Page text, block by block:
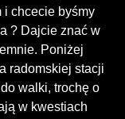
i chcecie byśmy
? Dajcie znać w
Poniżej
radomskiej stacji
walki, trochę o
w kwestiach